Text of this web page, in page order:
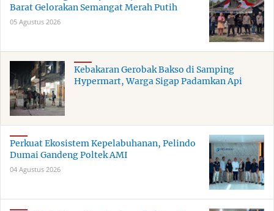
Barat Gelorakan Semangat Merah Putih
05 Agustus 2026
Kebakaran Gerobak Bakso di Samping
Hypermart, Warga Sigap Padamkan Api
Perkuat Ekosistem Kepelabuhanan, Pelindo
Dumai Gandeng Poltek AMI
04 Agustus 2026